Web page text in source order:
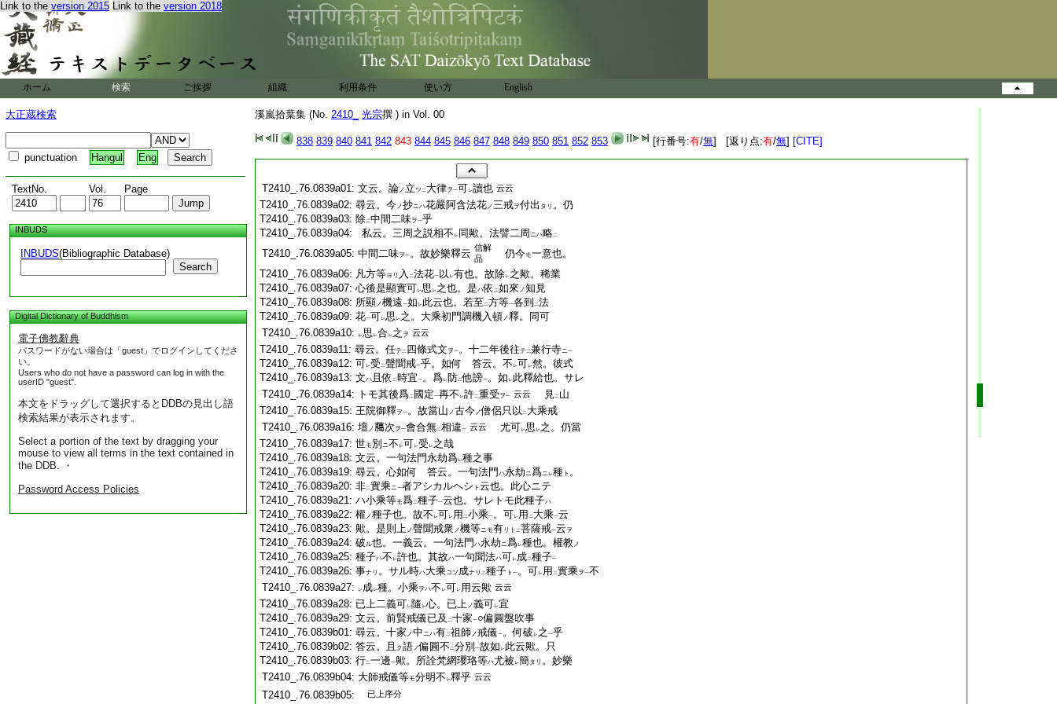
Link to the version 2015 Link to the version 2018
ホーム 検索 ご挨拶 組織 利用条件 使い方 English
大正蔵検索
punctuation Hangul Eng
TextNo. Vol. Page
INBUDS
INBUDS(Bibliographic Database)
Search
Digital Dictionary of Buddhism
電子佛教辭典
パスワードがない場合は「guest」でログインしてくださ
い。
Users who do not have a password can log in with the
userID "guest".
本文をドラッグして選択するとDDBの見出し語
検索結果が表示されます。
Select a portion of the text by dragging your
mouse to view all terms in the text contained in
the DDB. ・
Password Access Policies
溪嵐拾葉集 (No. 2410_ 光宗撰 ) in Vol. 00
838 839 840 841 842 843 844 845 846 847 848 849 850 851 852 853 [行番号:有/無] [返り点:有/無] [CITE]
T2410_.76.0839a01: 文云。論ノ 立ツ 二 大律ヲ一可レ讀也 云云
T2410_.76.0839a02: 尋云。今ノ抄ニハ花嚴阿含法花ノ三戒ヲ付出 タリ 。仍
T2410_.76.0839a03: 除二中間二味ヲ一乎
T2410_.76.0839a04:
私云。三周之説相不 レ 同歟。法譬二周 ニハ略二
T2410_.76.0839a05: 中間二味ヲ一。故妙樂釋云 信解
品
仍今モ一意也。
T2410_.76.0839a06: 凡方等ヨリ 入 二法花一 以 レ有也。故除レ之歟。稀業
T2410_.76.0839a07: 心後是顯實可レ思 レ之也。是ハ依 二如來 ノ知見
T2410_.76.0839a08: 所顯ノ機遠一如 レ此云也。若至 二方等一各到 二法
T2410_.76.0839a09: 花一可レ思 レ之。大乘初門調機入頓ノ釋。同可
T2410_.76.0839a10:
レ思 レ合レ之 ヲ 云云
T2410_.76.0839a11: 尋云。任テ二 四條式文 ヲ一。十二年後往テ二兼行寺ニ一
T2410_.76.0839a12: 可レ受 二聲聞戒一乎。如何 答云。不 レ可レ然。彼式
T2410_.76.0839a13: 文ハ 且依 二時宜一。爲レ防二他謗一。如 レ此釋給也。サレ
T2410_.76.0839a14: トモ其後爲二 國定一再不 レ許二重受 ヲ一 云云 見二 山
T2410_.76.0839a15: 王院御釋ヲ一。故當山 ノ古今ノ僧侶只以 二 大乘戒
T2410_.76.0839a16: 壇ノ﨟次 ヲ一會合無二相違一 云云 尤可レ思 レ之。仍當
T2410_.76.0839a17: 世モ別 ニ不 レ可レ受 レ之哉
T2410_.76.0839a18: 文云。一句法門永劫爲レ種之事
T2410_.76.0839a19: 尋云。心如何 答云。一句法門 ハ永劫ニ爲ニレ種 ト 。
T2410_.76.0839a20: 非二實乘ニ一者アシカルヘシ ト 云也。此心ニテ
T2410_.76.0839a21: ハ小乘等モ爲二種子一云也。サレトモ此種子ハ
T2410_.76.0839a22: 權ノ種子也。故不 レ可レ用 二小乘一。可レ用 二 大乘一云
T2410_.76.0839a23: 歟。是則上ノ聲聞戒衆ノ機等ニモ有 リト 二菩薩戒一云 ヲ
T2410_.76.0839a24: 破ル也。一義云。一句法門 ハ永劫ニ爲レ種也。權教ノ
T2410_.76.0839a25: 種子ハ不 レ許也。其故ハ一句聞法ハ可レ成二種子一
T2410_.76.0839a26: 事ナリ 。サル時ハ大乘 コソ 成ナリ 二種子 ト 一。可レ用 二實乘 ヲ一不
T2410_.76.0839a27:
レ成レ種。小乘 ヲハ不 レ可レ用云歟 云云
T2410_.76.0839a28: 已上二義可レ隨 レ心。已上ノ義可レ宜
T2410_.76.0839a29: 文云。前賢戒儀已及 二十家一○偏圓盤吹事
T2410_.76.0839b01: 尋云。十家 ノ中ニハ有二祖師ノ戒儀一。何破 レ之 一乎
T2410_.76.0839b02: 答云。且 ク語ノ偏圓不 二分別 一故如 レ此云歟。只
T2410_.76.0839b03: 行二一邊一歟。所詮梵網瓔珞等ハ尤被 レ簡タリ 。妙樂
T2410_.76.0839b04: 大師戒儀等モ分明不 レ釋乎 云云
T2410_.76.0839b05: 已上序分